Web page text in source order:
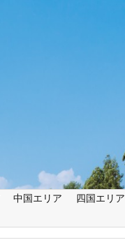
中国エリア 四国エリア